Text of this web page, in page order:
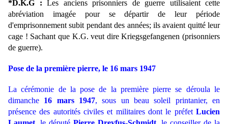
*D.K.G : Les anciens prisonniers de guerre utilisaient cette
abréviation imagée pour se départir de leur période
d'emprisonnement subit pendant des années; ils avaient quitté leur
cage ! Sachant que K.G. veut dire Kriegsgefangenen (prisonniers
de guerre).
Pose de la première pierre, le 16 mars 1947
La cérémonie de la pose de la première pierre se déroula le
dimanche 16 mars 1947, sous un beau soleil printanier, en
présence des autorités civiles et militaires dont le préfet Lucien